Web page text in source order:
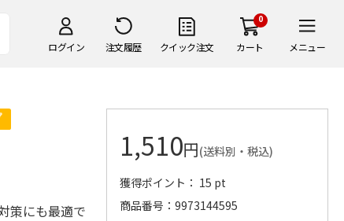
ログイン 注文履歴 クイック注文
0
カート メニュー
策にも最適で
1,510円(送料別・税込)
獲得ポイント： 15 pt
商品番号
9973144595